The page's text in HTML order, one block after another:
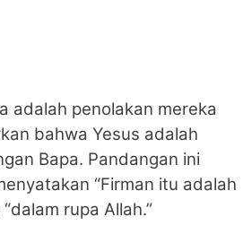
adalah penolakan mereka
bahwa Yesus adalah
Bapa. Pandangan ini
“Firman itu adalah
rupa Allah.”